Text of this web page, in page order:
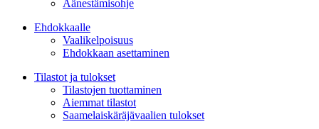
Äänestämisohje
Ehdokkaalle
Vaalikelpoisuus
Ehdokkaan asettaminen
Tilastot ja tulokset
Tilastojen tuottaminen
Aiemmat tilastot
Saamelaiskäräjävaalien tulokset